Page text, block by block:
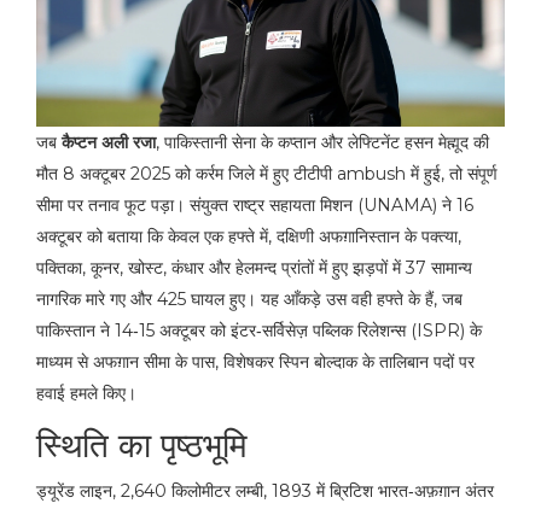
जबकैप्टन अली रजा, पाकिस्तानी सेना के कप्तान औरलेफ्टिनेंट हसन मेह्मूद की
मौत 8 अक्टूबर 2025 को कर्रम जिले में हुए टीटीपी ambush में हुई, तो संपूर्ण
सीमा पर तनाव फूट पड़ा। संयुक्त राष्ट्र सहायता मिशन (UNAMA) ने 16
अक्टूबर को बताया कि केवल एक हफ्ते में, दक्षिणी अफग़ानिस्तान के पक्त्या,
पक्तिका, कूनर, खोस्ट, कंधार और हेलमन्द प्रांतों में हुए झड़पों में 37 सामान्य
नागरिक मारे गए और 425 घायल हुए। यह आँकड़े उस वही हफ्ते के हैं, जब
पाकिस्तान ने 14‑15 अक्टूबर कोइंटर‑सर्विसेज़ पब्लिक रिलेशन्स (ISPR) के
माध्यम से अफग़ान सीमा के पास, विशेषकर स्पिन बोल्दाक के तालिबान पदों पर
हवाई हमले किए।
स्थिति का पृष्ठभूमि
ड्यूरेंड लाइन, 2,640 किलोमीटर लम्बी, 1893 में ब्रिटिश भारत‑अफ़ग़ान अंतर